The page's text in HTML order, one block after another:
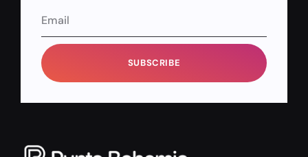
SUBSCRIBE